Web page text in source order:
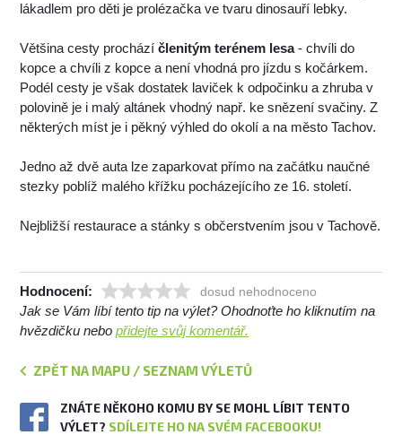
lákadlem pro děti je prolézačka ve tvaru dinosauří lebky.
Většina cesty procházíčlenitým terénem lesa- chvíli do
kopce a chvíli z kopce a není vhodná pro jízdu s kočárkem.
Podél cesty je však dostatek laviček k odpočinku a zhruba v
polovině je i malý altánek vhodný např. ke snězení svačiny. Z
některých míst je i pěkný výhled do okolí a na město Tachov.
Jedno až dvě auta lze zaparkovat přímo na začátku naučné
stezky poblíž malého křížku pocházejícího ze 16. století.
Nejbližší restaurace a stánky s občerstvením jsou v Tachově.
Hodnocení: dosud nehodnoceno
Jak se Vám líbí tento tip na výlet? Ohodnoťte ho kliknutím na
hvězdičku nebopřidejte svůj komentář.
ZPĚT NA MAPU / SEZNAM VÝLETŮ
ZNÁTE NĚKOHO KOMU BY SE MOHL LÍBIT TENTO
VÝLET? SDÍLEJTE HO NA SVÉM FACEBOOKU!